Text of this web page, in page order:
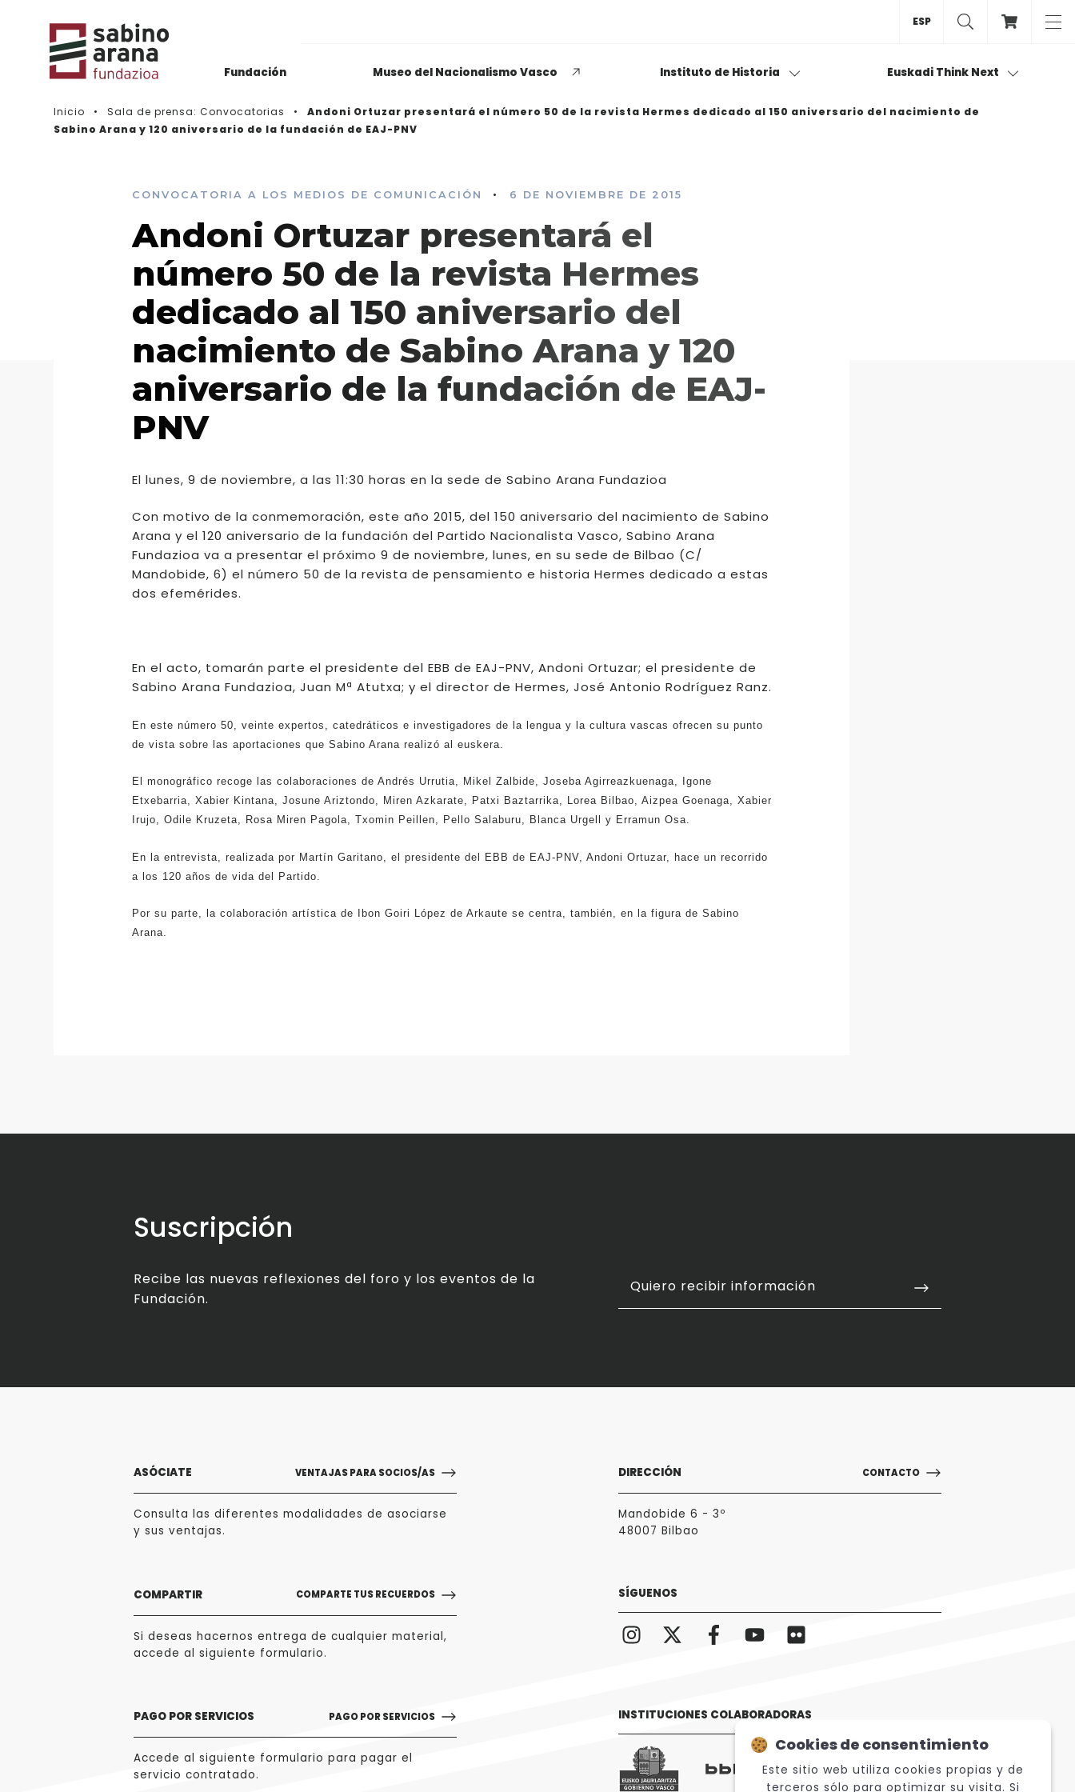
Fundación Museo del Nacionalismo Vasco Instituto de Historia
Archivos del Nacionalismo Vasco
Euskadi Think Next
Actualidad
EUSKADI THINK NEXT
Opiniones dispares
respecto a lo que significa
ser político o política
LEER MÁS
ESP
Inicio Sala de prensa: Convocatorias
Andoni Ortuzar presentará el número 50 de la revista Hermes dedicado al 150 aniversario del nacimiento de
Sabino Arana y 120 aniversario de la fundación de EAJ-PNV
CONVOCATORIA A LOS MEDIOS DE COMUNICACIÓN • 6 DE NOVIEMBRE DE 2015
Andoni Ortuzar presentará el
número 50 de la revista Hermes
dedicado al 150 aniversario del
nacimiento de Sabino Arana y 120
aniversario de la fundación de EAJ-
PNV
El lunes, 9 de noviembre, a las 11:30 horas en la sede de Sabino Arana Fundazioa
Con motivo de la conmemoración, este año 2015, del 150 aniversario del nacimiento de Sabino
Arana y el 120 aniversario de la fundación del Partido Nacionalista Vasco, Sabino Arana
Fundazioa va a presentar el próximo 9 de noviembre, lunes, en su sede de Bilbao (C/
Mandobide, 6) el número 50 de la revista de pensamiento e historia Hermes dedicado a estas
dos efemérides.
En el acto, tomarán parte el presidente del EBB de EAJ-PNV, Andoni Ortuzar; el presidente de
Sabino Arana Fundazioa, Juan Mª Atutxa; y el director de Hermes, José Antonio Rodríguez Ranz.
En este número 50, veinte expertos, catedráticos e investigadores de la lengua y la cultura vascas ofrecen su punto
de vista sobre las aportaciones que Sabino Arana realizó al euskera.
El monográfico recoge las colaboraciones de Andrés Urrutia, Mikel Zalbide, Joseba Agirreazkuenaga, Igone
Etxebarria, Xabier Kintana, Josune Ariztondo, Miren Azkarate, Patxi Baztarrika, Lorea Bilbao, Aizpea Goenaga, Xabier
Irujo, Odile Kruzeta, Rosa Miren Pagola, Txomin Peillen, Pello Salaburu, Blanca Urgell y Erramun Osa.
En la entrevista, realizada por Martín Garitano, el presidente del EBB de EAJ-PNV, Andoni Ortuzar, hace un recorrido
a los 120 años de vida del Partido.
Por su parte, la colaboración artística de Ibon Goiri López de Arkaute se centra, también, en la figura de Sabino
Arana.
Suscripción
Recibe las nuevas reflexiones del foro y los eventos de la
Fundación.
Quiero recibir información
ASÓCIATE VENTAJAS PARA SOCIOS/AS
Consulta las diferentes modalidades de asociarse
y sus ventajas.
COMPARTIR COMPARTE TUS RECUERDOS
Si deseas hacernos entrega de cualquier material,
accede al siguiente formulario.
PAGO POR SERVICIOS PAGO POR SERVICIOS
Accede al siguiente formulario para pagar el
servicio contratado.
DIRECCIÓN CONTACTO
Mandobide 6 - 3º
48007 Bilbao
SÍGUENOS
INSTITUCIONES COLABORADORAS
Cookies de consentimiento
Este sitio web utiliza cookies propias y de
terceros sólo para optimizar su visita. Si